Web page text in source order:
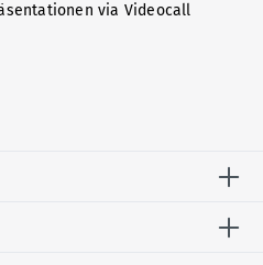
via Videocall